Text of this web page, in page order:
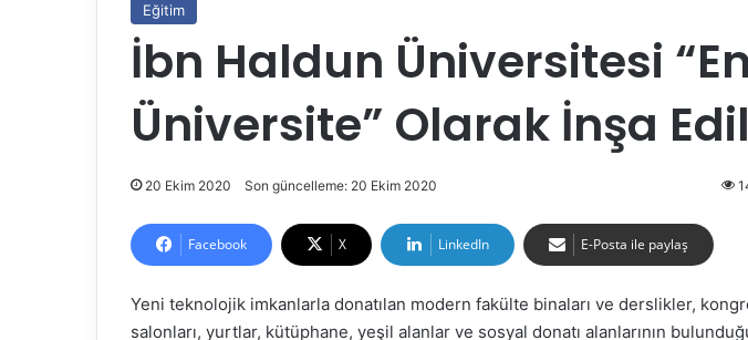
Eğitim
İbn Haldun Üniversitesi
Üniversite” Olarak İnşa
20 Ekim 2020 Son güncelleme: 20 Ekim 2020
Facebook X LinkedIn E-Posta ile paylaş
Yeni teknolojik imkanlarla donatılan modern fakülte binaları ve derslikler,
salonları, yurtlar, kütüphane, yeşil alanlar ve sosyal donatı alanlarının